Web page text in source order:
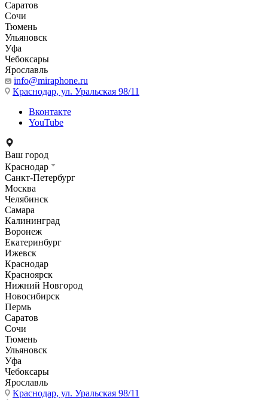
Саратов
Сочи
Тюмень
Ульяновск
Уфа
Чебоксары
Ярославль
info@miraphone.ru
Краснодар, ул. Уральская 98/11
Вконтакте
YouTube
Ваш город
Краснодар
Санкт-Петербург
Москва
Челябинск
Самара
Калининград
Воронеж
Екатеринбург
Ижевск
Краснодар
Красноярск
Нижний Новгород
Новосибирск
Пермь
Саратов
Сочи
Тюмень
Ульяновск
Уфа
Чебоксары
Ярославль
Краснодар, ул. Уральская 98/11